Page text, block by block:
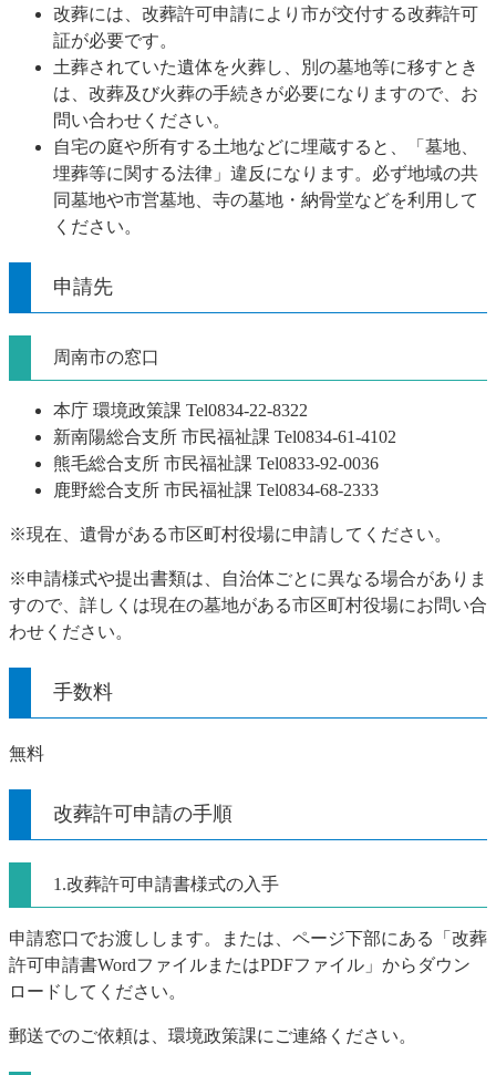
改葬には、改葬許可申請により市が交付する改葬許可
証が必要です。
土葬されていた遺体を火葬し、別の墓地等に移すとき
は、改葬及び火葬の手続きが必要になりますので、お
問い合わせください。
自宅の庭や所有する土地などに埋蔵すると、「墓地、
埋葬等に関する法律」違反になります。必ず地域の共
同墓地や市営墓地、寺の墓地・納骨堂などを利用して
ください。
申請先
周南市の窓口
本庁 環境政策課 Tel0834-22-8322
新南陽総合支所 市民福祉課 Tel0834-61-4102
熊毛総合支所 市民福祉課 Tel0833-92-0036
鹿野総合支所 市民福祉課 Tel0834-68-2333
※現在、遺骨がある市区町村役場に申請してください。
※申請様式や提出書類は、自治体ごとに異なる場合がありま
すので、詳しくは現在の墓地がある市区町村役場にお問い合
わせください。
手数料
無料
改葬許可申請の手順
1.改葬許可申請書様式の入手
申請窓口でお渡しします。または、ページ下部にある「改葬
許可申請書WordファイルまたはPDFファイル」からダウン
ロードしてください。
郵送でのご依頼は、環境政策課にご連絡ください。